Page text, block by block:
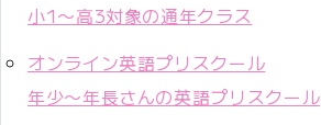
小1〜高3対象の通年クラス
オンライン英語プリスクール
年少〜年長さんの英語プリスクール